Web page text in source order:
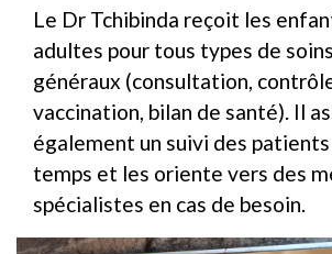
Le Dr Tchibinda reçoit les
adultes pour tous types de
généraux (consultation,
vaccination, bilan de santé). Il
également un suivi des patients
temps et les oriente vers des
spécialistes en cas de besoin.